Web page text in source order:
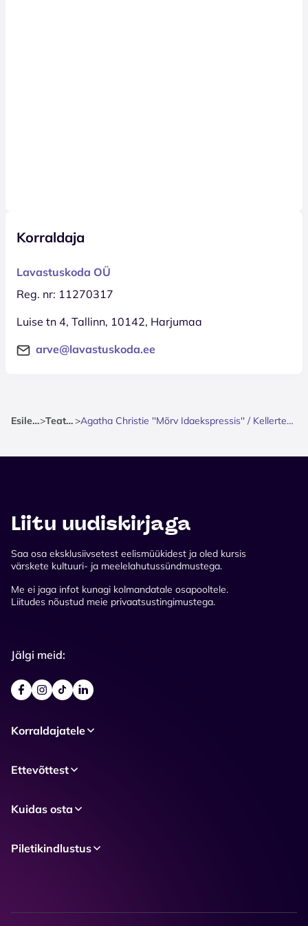
Korraldaja
Lavastuskoda OÜ
Reg. nr: 11270317
Luise tn 4, Tallinn, 10142, Harjumaa
arve@lavastuskoda.ee
Esileht> Teater > Agatha Christie ''Mõrv Idaekspressis'' / Kellerteater
Liitu uudiskirjaga
Saa osa eksklusiivsetest eelismüükidest ja oled kursis
värskete kultuuri- ja meelelahutussündmustega.
Me ei jaga infot kunagi kolmandatale osapooltele.
Liitudes nõustud meie privaatsustingimustega.
Jälgi meid:
Korraldajatele
Ettevõttest
Kuidas osta
Piletikindlustus